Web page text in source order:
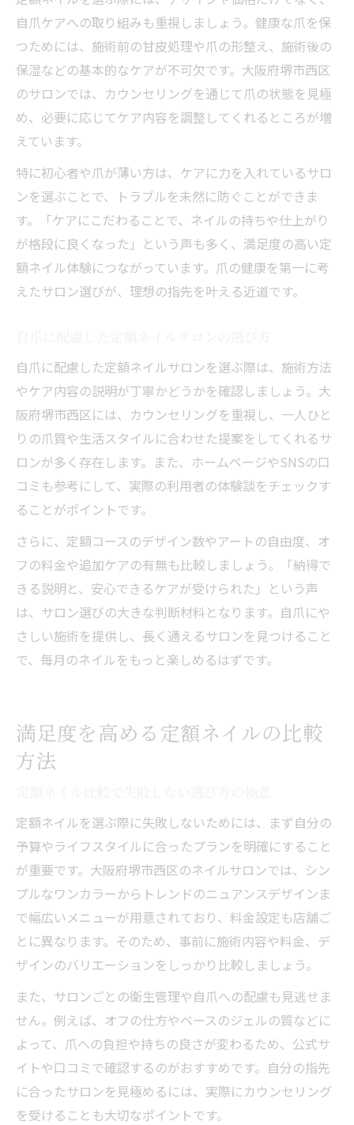
自爪ケアへの取り組みも重視しましょう。健康な爪を保
つためには、施術前の甘皮処理や爪の形整え、施術後の
保湿などの基本的なケアが不可欠です。大阪府堺市西区
のサロンでは、カウンセリングを通じて爪の状態を見極
め、必要に応じてケア内容を調整してくれるところが増
えています。
特に初心者や爪が薄い方は、ケアに力を入れているサロ
ンを選ぶことで、トラブルを未然に防ぐことができま
す。「ケアにこだわることで、ネイルの持ちや仕上がり
が格段に良くなった」という声も多く、満足度の高い定
額ネイル体験につながっています。爪の健康を第一に考
えたサロン選びが、理想の指先を叶える近道です。
自爪に配慮した定額ネイルサロンを選ぶ際は、施術方法
やケア内容の説明が丁寧かどうかを確認しましょう。大
阪府堺市西区には、カウンセリングを重視し、一人ひと
りの爪質や生活スタイルに合わせた提案をしてくれるサ
ロンが多く存在します。また、ホームページやSNSの口
コミも参考にして、実際の利用者の体験談をチェックす
ることがポイントです。
さらに、定額コースのデザイン数やアートの自由度、オ
フの料金や追加ケアの有無も比較しましょう。「納得で
きる説明と、安心できるケアが受けられた」という声
は、サロン選びの大きな判断材料となります。自爪にや
さしい施術を提供し、長く通えるサロンを見つけること
で、毎月のネイルをもっと楽しめるはずです。
満足度を高める定額ネイルの比較
方法
定額ネイルを選ぶ際に失敗しないためには、まず自分の
予算やライフスタイルに合ったプランを明確にすること
が重要です。大阪府堺市西区のネイルサロンでは、シン
プルなワンカラーからトレンドのニュアンスデザインま
で幅広いメニューが用意されており、料金設定も店舗ご
とに異なります。そのため、事前に施術内容や料金、デ
ザインのバリエーションをしっかり比較しましょう。
また、サロンごとの衛生管理や自爪への配慮も見逃せま
せん。例えば、オフの仕方やベースのジェルの質などに
よって、爪への負担や持ちの良さが変わるため、公式サ
イトや口コミで確認するのがおすすめです。自分の指先
に合ったサロンを見極めるには、実際にカウンセリング
を受けることも大切なポイントです。